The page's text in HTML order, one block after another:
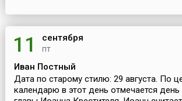
11 сентября
пт
Иван Постный
Дата по старому стилю: 29 августа. По
календарю в этот день отмечается день